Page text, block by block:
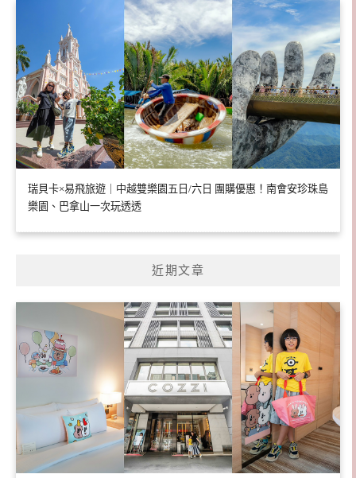
瑞貝卡×易飛旅遊｜中越雙樂園五日/六日 團購優惠！南會安珍珠島
樂園、巴拿山一次玩透透
近期文章